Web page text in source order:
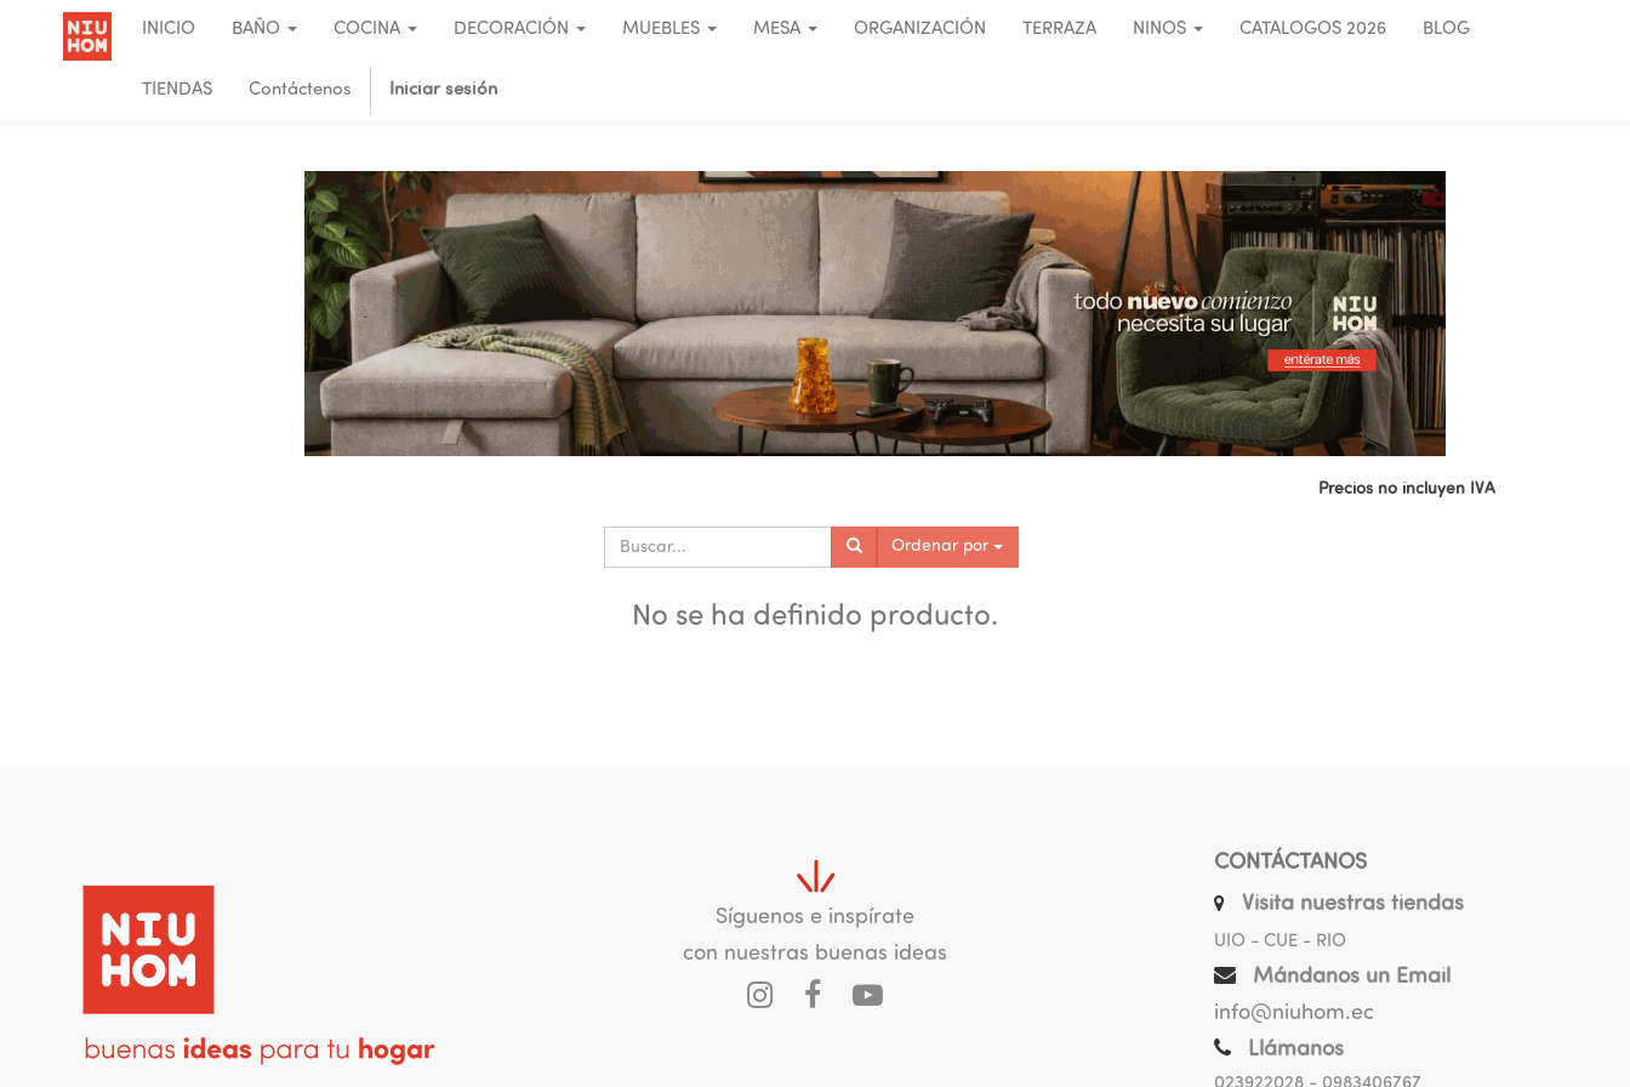
INICIO BAÑO COCINA DECORACIÓN MUEBLES MESA ORGANIZACIÓN TERRAZA NINOS CATALOGOS 2026 BLOG
TIENDAS Contáctenos Iniciar sesión
.
Precios no incluyen IVA
Ordenar por
No se ha definido producto.
Síguenos e inspírate
con nuestras buenas ideas
CONTÁCTANOS
Visita nuestras tiendas
UIO - CUE - RIO
Mándanos un Email
info@niuhom.ec
Llámanos